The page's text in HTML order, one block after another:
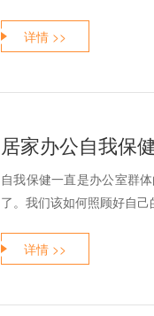
详情 >>
居家办公自我保
自我保健一直是办公室群
了。我们该如何照顾好自
详情 >>